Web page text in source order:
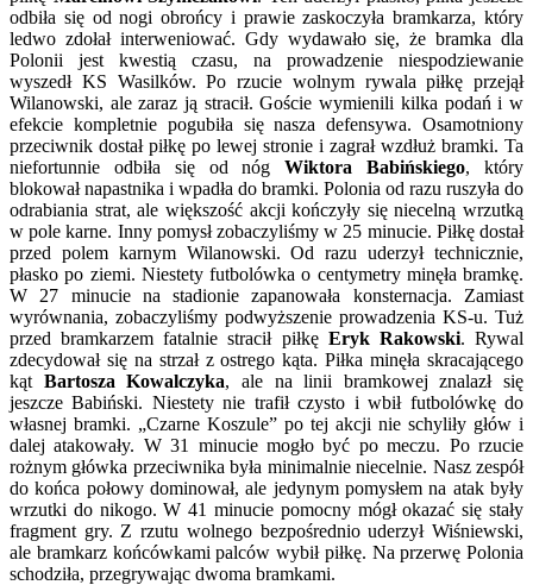
odbiła się od nogi obrońcy i prawie zaskoczyła bramkarza, który
ledwo zdołał interweniować. Gdy wydawało się, że bramka dla
Polonii jest kwestią czasu, na prowadzenie niespodziewanie
wyszedł KS Wasilków. Po rzucie wolnym rywala piłkę przejął
Wilanowski, ale zaraz ją stracił. Goście wymienili kilka podań i w
efekcie kompletnie pogubiła się nasza defensywa. Osamotniony
przeciwnik dostał piłkę po lewej stronie i zagrał wzdłuż bramki. Ta
niefortunnie odbiła się od nógWiktora Babińskiego, który
blokował napastnika i wpadła do bramki. Polonia od razu ruszyła do
odrabiania strat, ale większość akcji kończyły się niecelną wrzutką
w pole karne. Inny pomysł zobaczyliśmy w 25 minucie. Piłkę dostał
przed polem karnym Wilanowski. Od razu uderzył technicznie,
płasko po ziemi. Niestety futbolówka o centymetry minęła bramkę.
W 27 minucie na stadionie zapanowała konsternacja. Zamiast
wyrównania, zobaczyliśmy podwyższenie prowadzenia KS-u. Tuż
przed bramkarzem fatalnie stracił piłkę Eryk Rakowski. Rywal
zdecydował się na strzał z ostrego kąta. Piłka minęła skracającego
kąt Bartosza Kowalczyka, ale na linii bramkowej znalazł się
jeszcze Babiński. Niestety nie trafił czysto i wbił futbolówkę do
własnej bramki. „Czarne Koszule” po tej akcji nie schyliły głów i
dalej atakowały. W 31 minucie mogło być po meczu. Po rzucie
rożnym główka przeciwnika była minimalnie niecelnie. Nasz zespół
do końca połowy dominował, ale jedynym pomysłem na atak były
wrzutki do nikogo. W 41 minucie pomocny mógł okazać się stały
fragment gry. Z rzutu wolnego bezpośrednio uderzył Wiśniewski,
ale bramkarz końcówkami palców wybił piłkę. Na przerwę Polonia
schodziła, przegrywając dwoma bramkami.